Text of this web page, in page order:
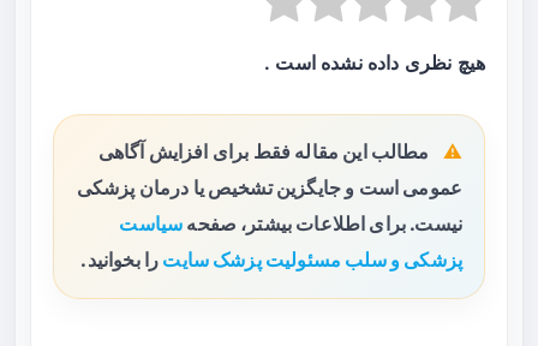
هیچ نظری داده نشده است .
مطالب این مقاله فقط برای افزایش آگاهی
عمومی است و جایگزین تشخیص یا درمان پزشکی
نیست. برای اطلاعات بیشتر، صفحه سیاست
پزشکی و سلب مسئولیت پزشک سایت را بخوانید.